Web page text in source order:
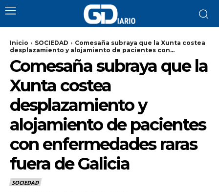
Inicio SOCIEDAD
Comesaña subraya que la Xunta costea
desplazamiento y alojamiento de pacientes con...
Comesaña subraya que la
Xunta costea
desplazamiento y
alojamiento de pacientes
con enfermedades raras
fuera de Galicia
SOCIEDAD